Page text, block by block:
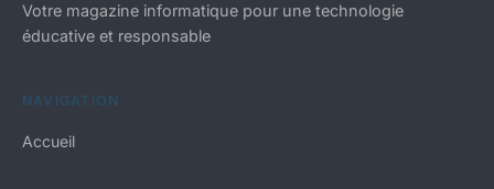
Votre magazine informatique pour une technologie
éducative et responsable
NAVIGATION
Accueil